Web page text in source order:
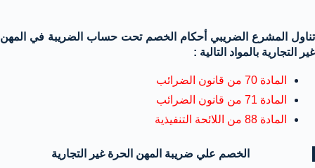
تناول المشرع الضريبي أحكام الخصم تحت حساب الضريبة في المهن
غير التجارية بالمواد التالية :
المادة 70 من قانون الضرائب
المادة 71 من قانون الضرائب
المادة 88 من اللائحة التنفيذية
الخصم علي ضريبة المهن الحرة غير التجارية